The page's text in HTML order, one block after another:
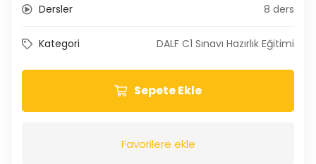
Dersler 8 ders
Kategori DALF C1 Sınavı Hazırlık Eğitimi
Sepete Ekle
Favorilere ekle